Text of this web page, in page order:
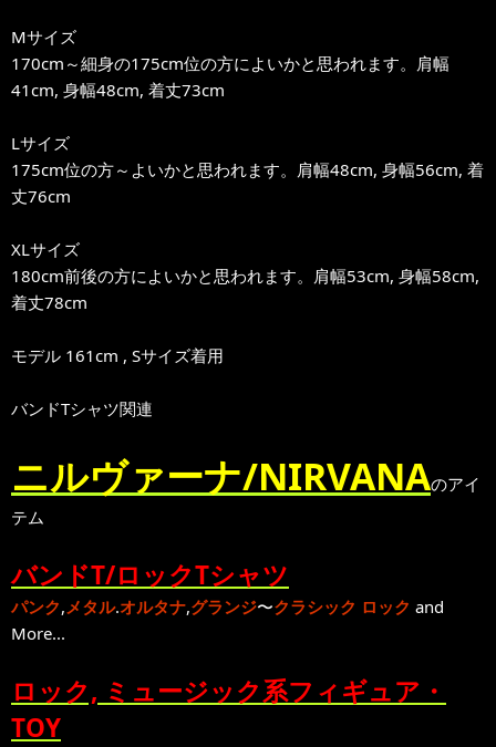
Mサイズ
170cm～細身の175cm位の方によいかと思われます。肩幅
41cm, 身幅48cm, 着丈73cm
Lサイズ
175cm位の方～よいかと思われます。肩幅48cm, 身幅56cm, 着
丈76cm
XLサイズ
180cm前後の方によいかと思われます。肩幅53cm, 身幅58cm,
着丈78cm
モデル 161cm , Sサイズ着用
バンドTシャツ関連
ニルヴァーナ/NIRVANAのアイ
テム
バンドT/ロックTシャツ
パンク,メタル.オルタナ,グランジ〜クラシック ロック and
More...
ロック, ミュージック系フィギュア・
TOY